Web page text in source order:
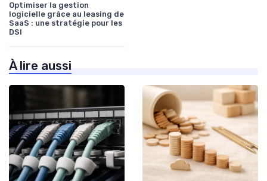
Optimiser la gestion
logicielle grâce au leasing de
SaaS : une stratégie pour les
DSI
À lire aussi